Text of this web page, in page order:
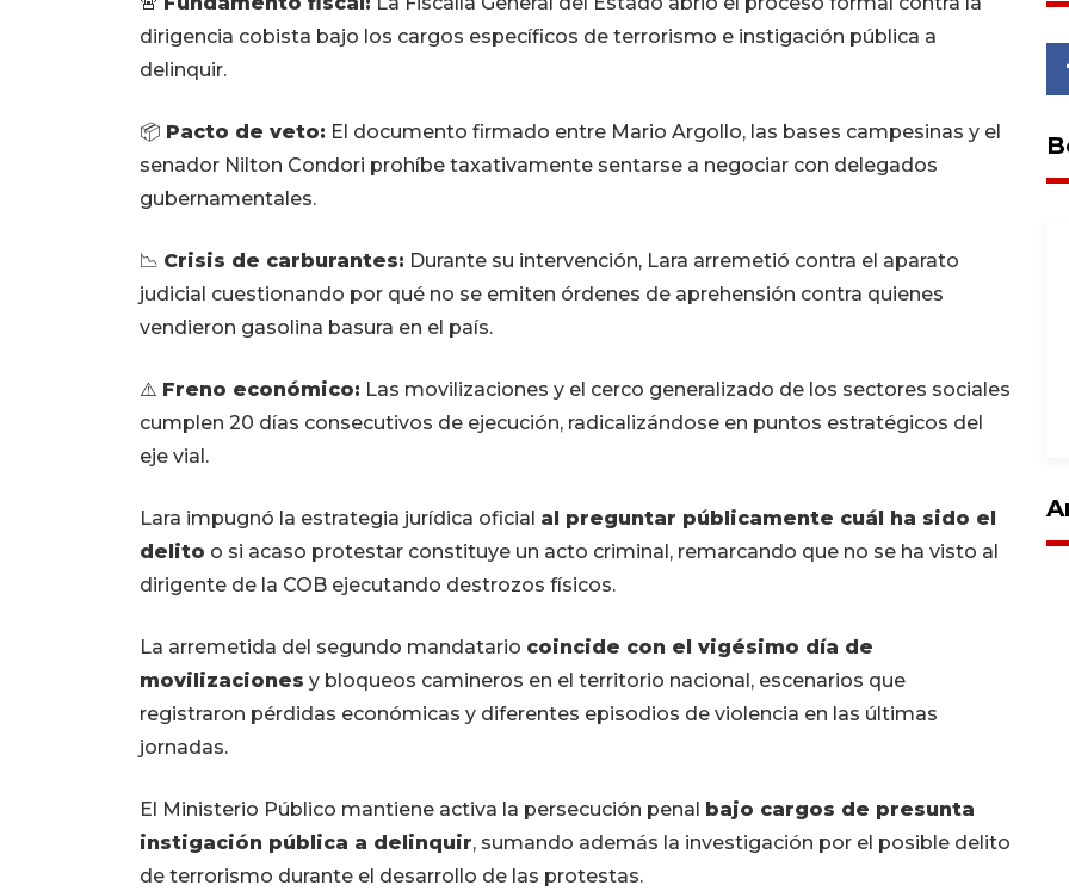
dirigencia cobista bajo los cargos específicos de terrorismo e instigación pública a
delinquir.
📦 Pacto de veto: El documento firmado entre Mario Argollo, las bases campesinas y el
senador Nilton Condori prohíbe taxativamente sentarse a negociar con delegados
gubernamentales.
📉 Crisis de carburantes: Durante su intervención, Lara arremetió contra el aparato
judicial cuestionando por qué no se emiten órdenes de aprehensión contra quienes
vendieron gasolina basura en el país.
⚠️ Freno económico: Las movilizaciones y el cerco generalizado de los sectores sociales
cumplen 20 días consecutivos de ejecución, radicalizándose en puntos estratégicos del
eje vial.
Lara impugnó la estrategia jurídica oficial al preguntar públicamente cuál ha sido el
delito o si acaso protestar constituye un acto criminal, remarcando que no se ha visto al
dirigente de la COB ejecutando destrozos físicos.
La arremetida del segundo mandatario coincide con el vigésimo día de
movilizaciones y bloqueos camineros en el territorio nacional, escenarios que
registraron pérdidas económicas y diferentes episodios de violencia en las últimas
jornadas.
El Ministerio Público mantiene activa la persecución penal bajo cargos de presunta
instigación pública a delinquir, sumando además la investigación por el posible delito
de terrorismo durante el desarrollo de las protestas.